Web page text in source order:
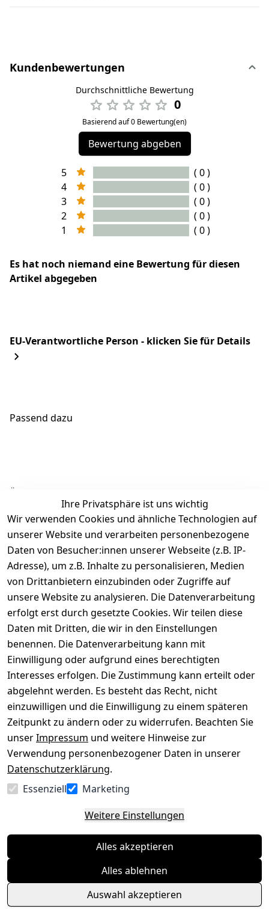
Kundenbewertungen
Durchschnittliche Bewertung
0
Basierend auf 0 Bewertung(en)
Bewertung abgeben
5
( 0 )
4
( 0 )
3
( 0 )
2
( 0 )
1
( 0 )
Es hat noch niemand eine Bewertung für diesen
Artikel abgegeben
EU-Verantwortliche Person - klicken Sie für Details
Passend dazu
Ähnliche Produkte
Ihre Privatsphäre ist uns wichtig
Wir verwenden Cookies und ähnliche Technologien auf
unserer Website und verarbeiten personenbezogene
Daten von Besucher:innen unserer Webseite (z.B. IP-
Adresse), um z.B. Inhalte zu personalisieren, Medien
von Drittanbietern einzubinden oder Zugriffe auf
unsere Website zu analysieren. Die Datenverarbeitung
erfolgt erst durch gesetzte Cookies. Wir teilen diese
Daten mit Dritten, die wir in den Einstellungen
benennen. Die Datenverarbeitung kann mit
Einwilligung oder aufgrund eines berechtigten
Interesses erfolgen. Die Zustimmung kann erteilt oder
abgelehnt werden. Es besteht das Recht, nicht
einzuwilligen und die Einwilligung zu einem späteren
Zeitpunkt zu ändern oder zu widerrufen. Beachten Sie
unserImpressum und weitere Hinweise zur
Verwendung personenbezogener Daten in unserer
Datenschutzerklärung.
Essenziell
Marketing
Weitere Einstellungen
Alles akzeptieren
Alles ablehnen
Auswahl akzeptieren
Rechtliches
AGB
Impressum
Datenschutze
rklärung
Barrierefreihe
itserklärung
Widerrufsrec
ht
Über uns
Kontakt
Registrieren
Kataloge zum
Download
Pflege &
Kundendienst
Kiefermöbel
Hilfe
Wir
versenden
mit
Zahle
bequem per
Vertrag
widerrufen
© Massivholzmöbel Experte 2026